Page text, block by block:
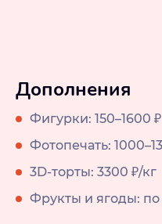
Дополнения
Фигурки: 150–1600 ₽
Фотопечать:
3D-торты: 3300 ₽/кг
Фрукты и ягоды: по